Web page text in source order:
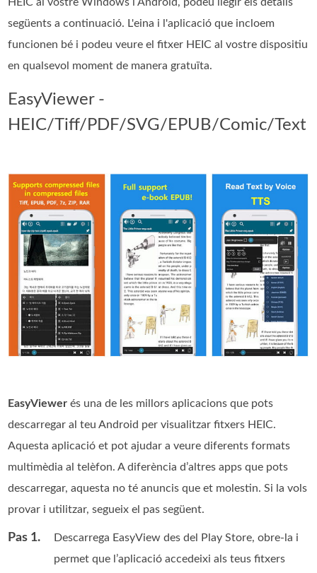
següents a continuació. L'eina i l'aplicació que incloem
funcionen bé i podeu veure el fitxer HEIC al vostre dispositiu
en qualsevol moment de manera gratuïta.
EasyViewer -
HEIC/Tiff/PDF/SVG/EPUB/Comic/Text
EasyViewer és una de les millors aplicacions que pots
descarregar al teu Android per visualitzar fitxers HEIC.
Aquesta aplicació et pot ajudar a veure diferents formats
multimèdia al telèfon. A diferència d’altres apps que pots
descarregar, aquesta no té anuncis que et molestin. Si la vols
provar i utilitzar, segueix el pas següent.
Pas 1.
Descarrega EasyView des del Play Store, obre-la i
permet que l’aplicació accedeixi als teus fitxers